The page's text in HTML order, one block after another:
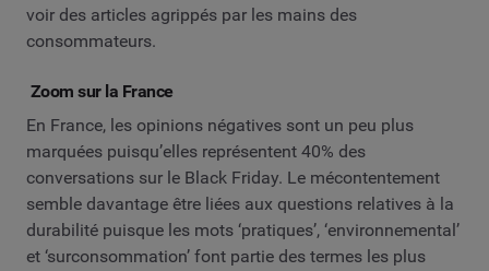
voir des articles agrippés par les mains des
consommateurs.
Zoom sur la France
En France, les opinions négatives sont un peu plus
marquées puisqu’elles représentent 40% des
conversations sur le Black Friday. Le mécontentement
semble davantage être liées aux questions relatives à la
durabilité puisque les mots ‘pratiques’, ‘environnemental’
et ‘surconsommation’ font partie des termes les plus